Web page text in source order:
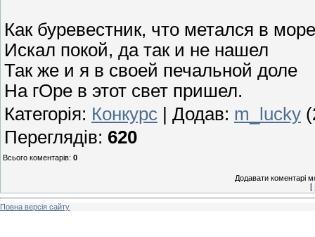
Как буревестник, что метался в море
Искал покой, да так и не нашел
Так же и я в своей печальной доле
На гОре в этот свет пришел.
Категорія: Конкурс Додав: m_lucky
Переглядів: 620
Всього коментарів: 0
Додавати коментарі
[
Повна версія сайту